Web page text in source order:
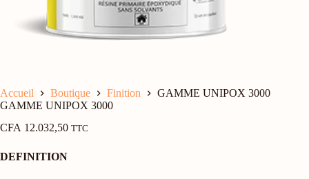
Accueil Boutique Finition
GAMME UNIPOX 3000
GAMME UNIPOX 3000
CFA 12.032,50 TTC
DEFINITION